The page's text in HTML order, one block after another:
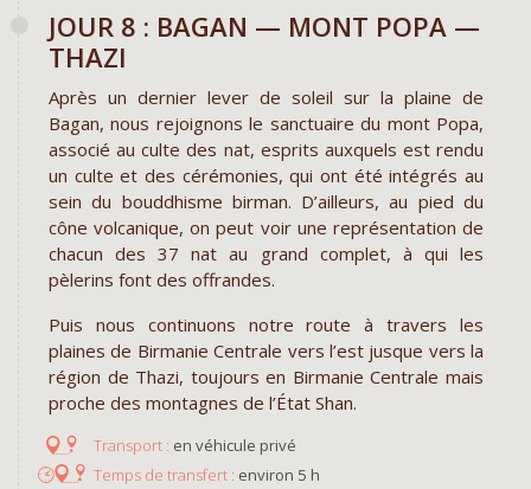
JOUR 8 : BAGAN — MONT POPA —
THAZI
Après un dernier lever de soleil sur la plaine de
Bagan, nous rejoignons le sanctuaire du mont Popa,
associé au culte des nat, esprits auxquels est rendu
un culte et des cérémonies, qui ont été intégrés au
sein du bouddhisme birman. D’ailleurs, au pied du
cône volcanique, on peut voir une représentation de
chacun des 37 nat au grand complet, à qui les
pèlerins font des offrandes.
Puis nous continuons notre route à travers les
plaines de Birmanie Centrale vers l’est jusque vers la
région de Thazi, toujours en Birmanie Centrale mais
proche des montagnes de l’État Shan.
en véhicule privé
environ 5 h